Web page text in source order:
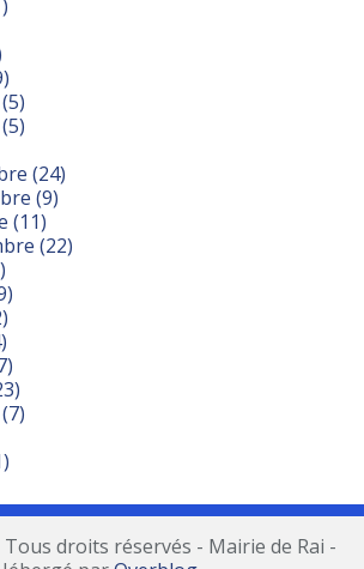
(5)
(5)
(24)
(9)
(11)
(22)
(7)
droits réservés - Mairie de Rai -